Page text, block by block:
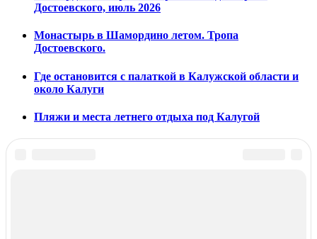
Достоевского, июль 2026
Монастырь в Шамордино летом. Тропа
Достоевского.
Где остановится с палаткой в Калужской области и
около Калуги
Пляжи и места летнего отдыха под Калугой